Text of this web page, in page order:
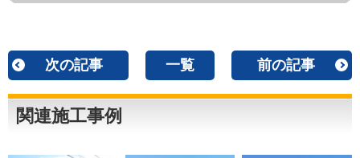
次の記事 一覧 前の記事
関連施工事例